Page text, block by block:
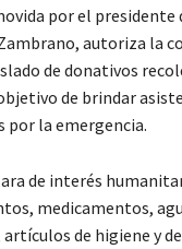
por el presidente
autoriza la
de donativos
de brindar
por la emergencia.
de interés
medicamentos,
de higiene y